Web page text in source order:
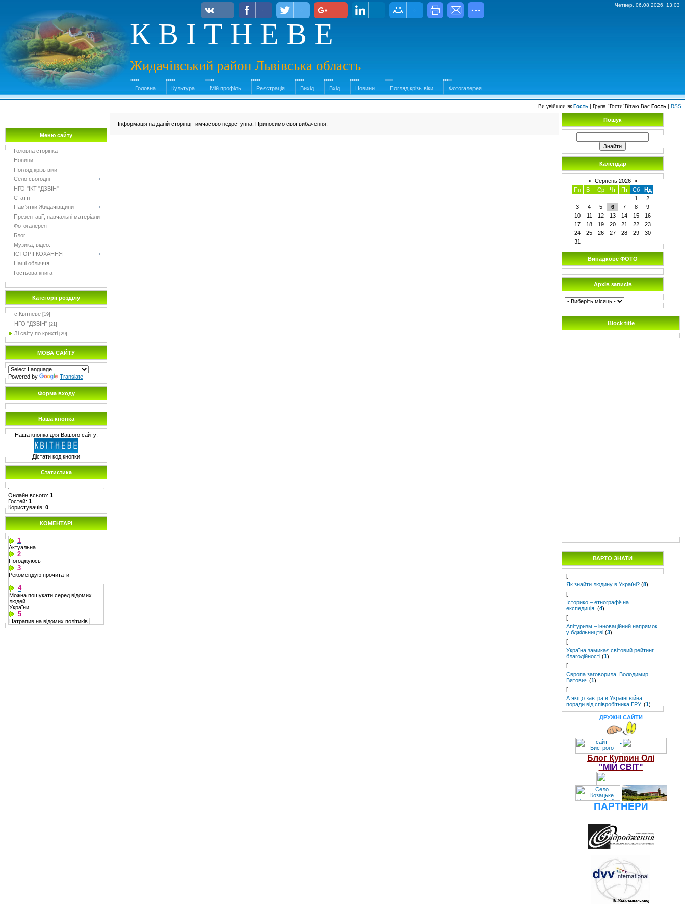
Четвер, 06.08.2026, 13:03
К В І Т Н Е В Е
Жидачівський район Львівська область
Головна Культура Мій профіль Реєстрація Вихід Вхід Новини Погляд крізь віки Фотогалерея
Ви увійшли як Гость | Група "Гости"Вітаю Вас Гость | RSS
Меню сайту
Головна сторінка
Новини
Погляд крізь віки
Село сьогодні
НГО "ІКТ "ДЗВІН"
Статті
Пам'ятки Жидачівщини
Презентації, навчальні матеріали
Фотогалерея
Блог
Музика, відео.
ІСТОРІЇ КОХАННЯ
Наші обличчя
Гостьова книга
Категорії розділу
с.Квітневе [19]
НГО "ДЗВІН" [21]
Зі світу по крихті [29]
МОВА САЙТУ
Powered by Translate
Форма входу
Наша кнопка
Наша кнопка для Вашого сайту:
Дістати код кнопки
Статистика
Онлайн всього: 1
Гостей: 1
Користувачів: 0
КОМЕНТАРІ
1
Актуальна
2
Погоджуюсь
3
Рекомендую прочитати
4
Можна пошукати серед відомих
людей
України
5
Натрапив на відомих політиків
Інформація на даній сторінці тимчасово недоступна. Приносимо свої вибачення.
Пошук
Календар
« Серпень 2026 »
Пн
Вт Ср Чт Пт Сб
Нд
1
2
3
4 5 6 7 8
9
10
11 12 13 14 15
16
17
18 19 20 21 22
23
24
25 26 27 28 29
30
31
Випадкове ФОТО
Архів записів
Block title
ВАРТО ЗНАТИ
[
Як знайти людину в Україні? (8)
[
Історико – етнографічна
експедиція. (4)
[
Апітуризм – інноваційний напрямок
у бджільництві (3)
[
Україна замикає світовий рейтинг
благодійності (1)
[
Європа заговорила. Володимир
Вятович (1)
[
А якщо завтра в Україні війна:
поради від співробітника ГРУ. (1)
ДРУЖНІ САЙТИ
Блог Куприн Олі
"МІЙ СВІТ"
ПАРТНЕРИ